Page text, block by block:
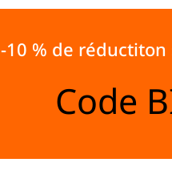
-10 % de
Code